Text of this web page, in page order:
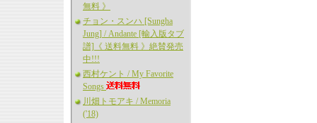
無料 》
チョン・スンハ [Sungha
Jung] / Andante [輸入版タブ
譜]《 送料無料 》絶賛発売
中!!!
西村ケント / My Favorite
Songs
川畑トモアキ / Memoria
('18)